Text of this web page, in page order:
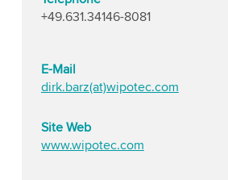
+49.631.34146-8081
E-Mail
dirk.barz(at)wipotec.com
Site Web
www.wipotec.com